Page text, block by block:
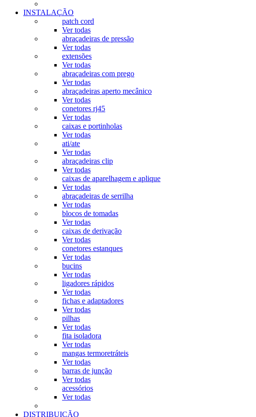
INSTALAÇÃO
patch cord
Ver todas
abraçadeiras de pressão
Ver todas
extensões
Ver todas
abraçadeiras com prego
Ver todas
abraçadeiras aperto mecânico
Ver todas
conetores rj45
Ver todas
caixas e portinholas
Ver todas
ati/ate
Ver todas
abraçadeiras clip
Ver todas
caixas de aparelhagem e aplique
Ver todas
abraçadeiras de serrilha
Ver todas
blocos de tomadas
Ver todas
caixas de derivação
Ver todas
conetores estanques
Ver todas
bucins
Ver todas
ligadores rápidos
Ver todas
fichas e adaptadores
Ver todas
pilhas
Ver todas
fita isoladora
Ver todas
mangas termoretráteis
Ver todas
barras de junção
Ver todas
acessórios
Ver todas
DISTRIBUIÇÃO